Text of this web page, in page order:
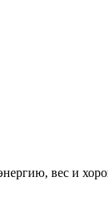
вес и